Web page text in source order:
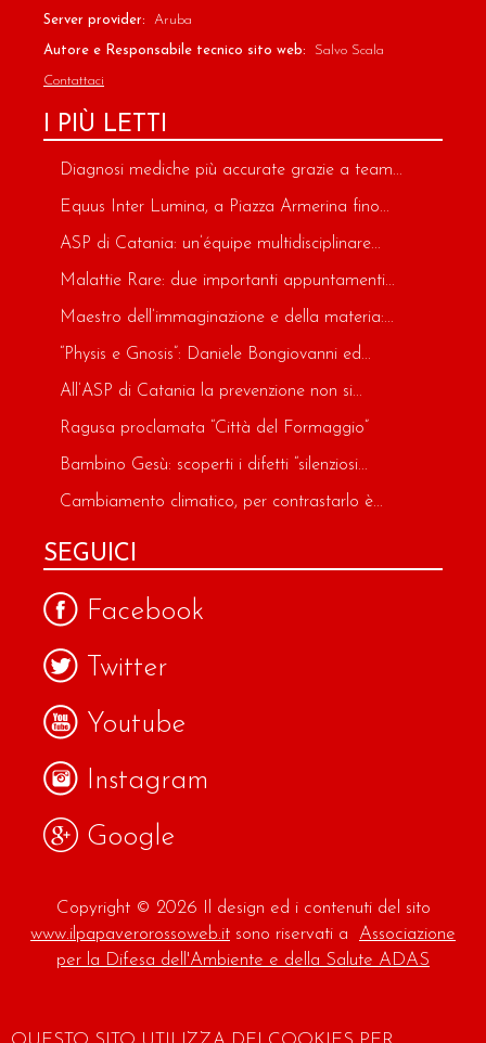
Server provider: Aruba
Autore e Responsabile tecnico sito web: Salvo Scala
Contattaci
I PIÙ LETTI
Diagnosi mediche più accurate grazie a team...
Equus Inter Lumina, a Piazza Armerina fino...
ASP di Catania: un’équipe multidisciplinare...
Malattie Rare: due importanti appuntamenti...
Maestro dell’immaginazione e della materia:...
“Physis e Gnosis”: Daniele Bongiovanni ed...
All’ASP di Catania la prevenzione non si...
Ragusa proclamata “Città del Formaggio”
Bambino Gesù: scoperti i difetti “silenziosi...
Cambiamento climatico, per contrastarlo è...
SEGUICI
Facebook
Twitter
Youtube
Instagram
Google
Copyright © 2026 Il design ed i contenuti del sito
www.ilpapaverorossoweb.it sono riservati a Associazione
per la Difesa dell'Ambiente e della Salute ADAS